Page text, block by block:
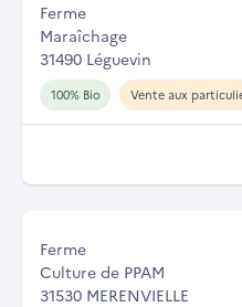
Ferme
Maraîchage
31490 Léguevin
100% Bio Vente aux
Ferme
Culture de PPAM
31530 MERENVIELLE